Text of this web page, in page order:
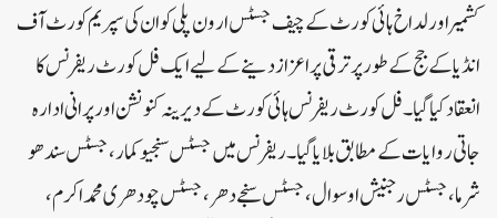
کشمیر اور لداخ ہائی کورٹ کے چیف جسٹس ارون پلی کو ان کی سپریم کورٹ آف
انڈیا کے جج کے طور پر ترقی پر اعزاز دینے کے لیے ایک فل کورٹ ریفرنس کا
انعقاد کیا گیا۔فل کورٹ ریفرنس ہائی کورٹ کے دیرینہ کنونشن اور پرانی ادارہ
جاتی روایات کے مطابق بلایا گیا۔ریفرنس میں جسٹس سنجیو کمار، جسٹس سندھو
شرما، جسٹس رجنیش اوسوال، جسٹس سنجے دھر، جسٹس چودھری محمد اکرم ،